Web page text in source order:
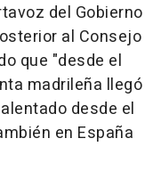
del Gobierno
al Consejo
que "desde el
madrileña llegó
desde el
en España